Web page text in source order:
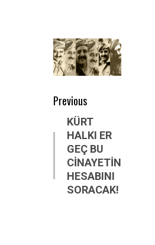
Post
navigation
Previous
Previous
post:
KÜRT
HALKI ER
GEÇ BU
CİNAYETİN
HESABINI
SORACAK!